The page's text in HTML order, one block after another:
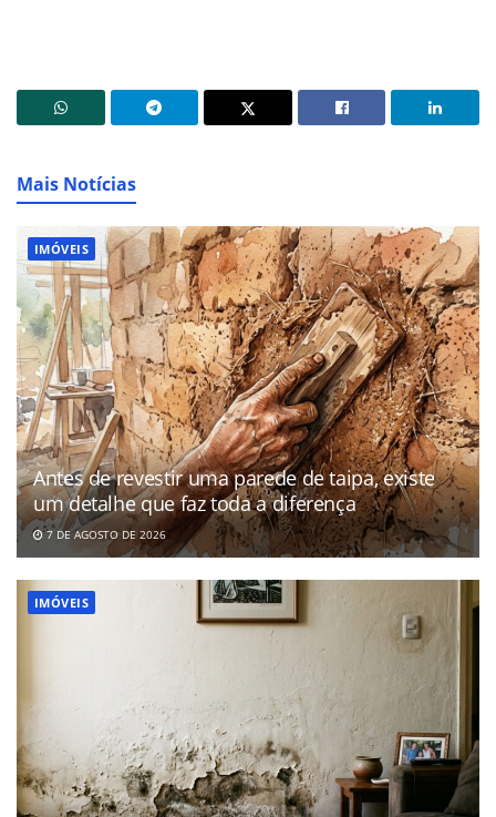
Mais Notícias
IMÓVEIS
Antes de revestir uma parede de taipa, existe
um detalhe que faz toda a diferença
7 DE AGOSTO DE 2026
IMÓVEIS